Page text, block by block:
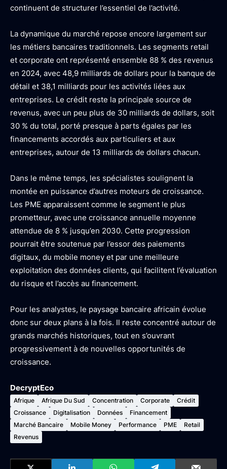
continuent de structurer l’essentiel de l’activité.
La dynamique du marché repose encore largement sur
les métiers bancaires traditionnels. Les segments retail
et corporate ont représenté ensemble 88 % des revenus
en 2024, avec 48,9 milliards de dollars pour la banque de
détail et 38,1 milliards pour les activités liées aux
entreprises. Le crédit reste la principale source de
revenus, avec un peu plus de 30 milliards de dollars, soit
30 % du total, porté presque à parts égales par les
financements accordés aux particuliers et aux
entreprises, autour de 13 milliards de dollars chacun.
Dans le même temps, les spécialistes soulignent la
montée en puissance d’autres moteurs de croissance.
Les PME apparaissent comme le segment le plus
prometteur, avec une croissance annuelle moyenne
attendue de 8 % jusqu’en 2030. Cette progression
pourrait être soutenue par l’essor des paiements
digitaux, du mobile money et par une meilleure
exploitation des données clients, qui facilitent l’évaluation
du risque et l’accès au financement.
Pour les analystes, le paysage bancaire africain évolue
donc sur deux plans à la fois. Il reste concentré autour de
grands marchés historiques, tout en s’ouvrant
progressivement à de nouvelles opportunités de
croissance.
DecryptEco
Afrique Afrique Du Sud Concentration Corporate
Crédit
Croissance
Digitalisation Données
Financement
Marché Bancaire
Mobile Money Performance PME
Retail
Revenus